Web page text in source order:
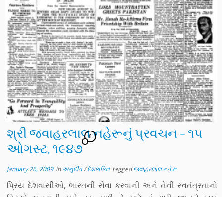
શ્રી જવાહરલાલ નહેરૂનું પ્રવચન – ૧૫
ઓગસ્ટ, ૧૯૪૭
8
January 26, 2009in અનુદીત/દેશભક્તિ taggedજવાહરલાલ નહેરૂ
પ્રિય દેશવાસીઓ, ભારતની સેવા કરવાની અને તેની સ્વતંત્રતાનો